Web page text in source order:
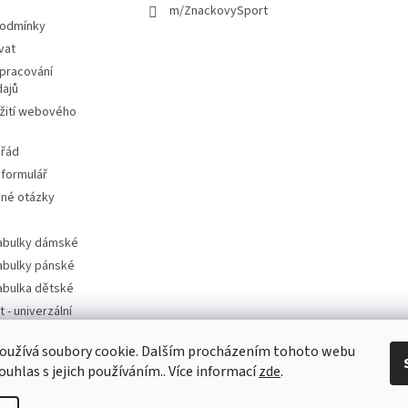
soubory cookie. Dalším procházením tohoto webu
s jejich používáním.. Více informacízde.
webového
otázky
dámské
pánské
dětské
- univerzální
- dle značek
m/ZnackovySport